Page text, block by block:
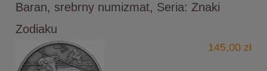
Baran, srebrny numizmat, Seria: Znaki
Zodiaku
145,00 zł